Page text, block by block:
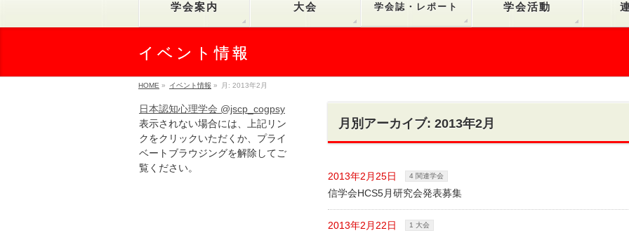
学会案内 大会 学会誌・レポート 学会活動
イベント情報
HOME » イベント情報 » 月: 2013年2月
月別アーカイブ: 2013年2月
2013年2月25日 4 関連学会
信学会HCS5月研究会発表募集
2013年2月22日 1 大会
日本認知心理学会 @jscp_cogpsy
表示されない場合には、上記リン
クをクリックいただくか、プライ
ベートブラウジングを解除してご
覧ください。